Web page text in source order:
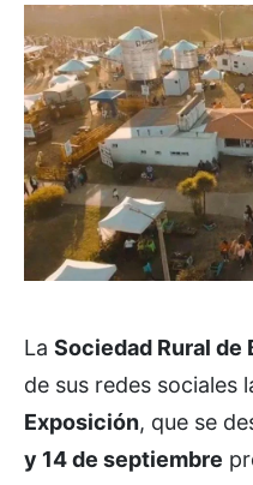
La Sociedad Rural de
de sus redes sociales
Exposición, que se
y 14 de septiembre